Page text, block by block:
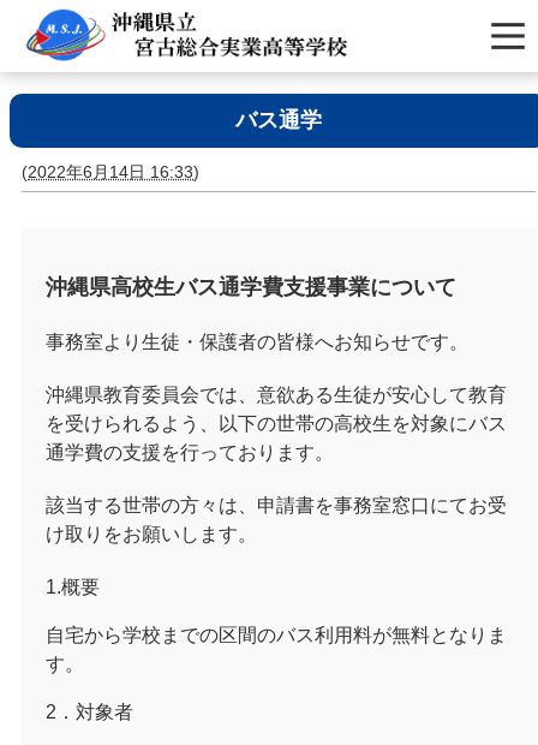
バス通学
(2022年6月14日 16:33)
沖縄県高校生バス通学費支援事業について
事務室より生徒・保護者の皆様へお知らせです。
沖縄県教育委員会では、意欲ある生徒が安心して教育
を受けられるよう、以下の世帯の高校生を対象にバス
通学費の支援を行っております。
該当する世帯の方々は、申請書を事務室窓口にてお受
け取りをお願いします。
1.概要
自宅から学校までの区間のバス利用料が無料となりま
す。
2．対象者